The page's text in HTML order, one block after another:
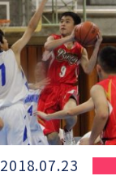
2018.07.23